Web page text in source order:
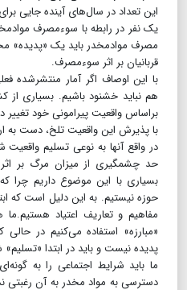
این تعداد در سال‌های آینده جایی
یک نفر در رابطه با سوءمصرف
مصرف موادمخدر باید یک «پدیده»
قربانیان بر اثر سوءمصرف.
با این اوصاف اگر آمار منتشرشده
هم نباید خشنود باشیم. بسیاری
براساس واقعیت پیرامونی خود تغییر
با پذیرش این واقعیت تلخ، دست به
در واقع آنها به نوعی تسلیم
حد چشمگیری از میزان مرگ بر
بسیاری با این موضوع داریم چرا
حوزه نیستیم. به این دلیل است که
مفاهیم و تعاریف اعتیاد هستیم.ما
«مبارزه» استفاده می‌کنیم در حالی
پدیده نیست و باید در ابتدا «تسلیم»
ما باید شرایط اجتماعی را به
دسترسی به مواد مخدر به آن رغبتی